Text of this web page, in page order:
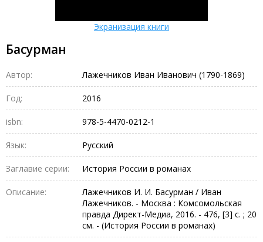
Экранизация книги
Басурман
Автор: Лажечников Иван Иванович (1790-1869)
Год: 2016
isbn: 978-5-4470-0212-1
Язык: Русский
Заглавие серии: История России в романах
Описание:
Лажечников И. И. Басурман / Иван
Лажечников. - Москва : Комсомольская
правда Директ-Медиа, 2016. - 476, [3] с. ; 20
см. - (История России в романах)